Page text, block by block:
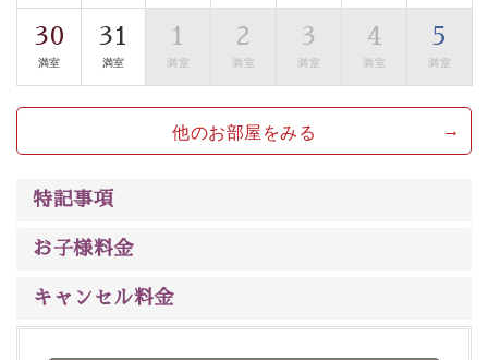
以上がプラン内容です。
上諏訪温泉“しんゆ”なら諏訪大社など歴史ある諏訪の街
で心癒されます。
清らかな源泉、自然の恵みあるお食事、諏訪湖に包まれ
るお部屋、 大人のたしなみを感じていただける、美しく
さい。
30
満室
31
満室
1
満室
2
満室
3
満室
4
満室
5
満室
他のお部屋をみる
特記事項
お子様料金
キャンセル料金